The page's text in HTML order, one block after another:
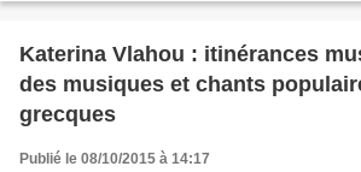
Katerina Vlahou : itinérances
des musiques et chants
grecques
Publié le 08/10/2015 à 14:17